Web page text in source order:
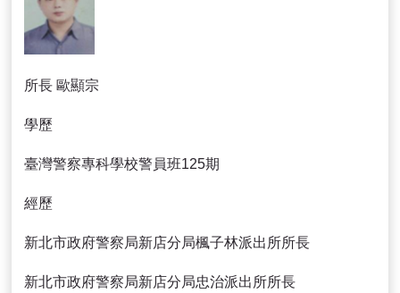
所長 歐顯宗
學歷
臺灣警察專科學校警員班125期
經歷
新北市政府警察局新店分局楓子林派出所所長
新北市政府警察局新店分局忠治派出所所長